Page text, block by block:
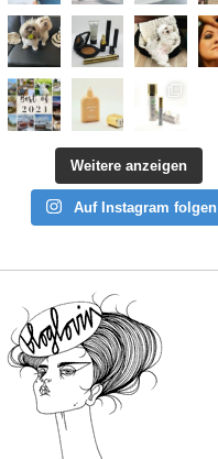
Weitere anzeigen
Auf Instagram folgen